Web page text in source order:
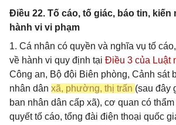
Điều 22. Tố cáo, tố giác, báo tin, kiến
hành vi vi phạm
1. Cá nhân có quyền và nghĩa vụ tố
về hành vi quy định tại Điều 3 của Luật
Công an, Bộ đội Biên phòng, Cảnh sát
nhân dân xã, phường, thị trấn (sau đây
ban nhân dân cấp xã), cơ quan có
quyết tố cáo, tổng đài điện thoại quốc